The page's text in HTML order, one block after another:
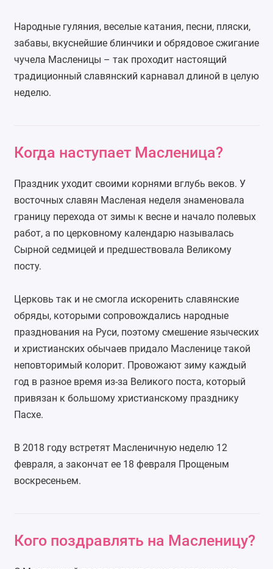
Народные гуляния, веселые катания, песни, пляски,
забавы, вкуснейшие блинчики и обрядовое сжигание
чучела Масленицы – так проходит настоящий
традиционный славянский карнавал длиной в целую
неделю.
Когда наступает Масленица?
Праздник уходит своими корнями вглубь веков. У
восточных славян Масленая неделя знаменовала
границу перехода от зимы к весне и начало полевых
работ, а по церковному календарю называлась
Сырной седмицей и предшествовала Великому
посту.
Церковь так и не смогла искоренить славянские
обряды, которыми сопровождались народные
празднования на Руси, поэтому смешение языческих
и христианских обычаев придало Масленице такой
неповторимый колорит. Провожают зиму каждый
год в разное время из-за Великого поста, который
привязан к большому христианскому празднику
Пасхе.
В 2018 году встретят Масленичную неделю 12
февраля, а закончат ее 18 февраля Прощеным
воскресеньем.
Кого поздравлять на Масленицу?